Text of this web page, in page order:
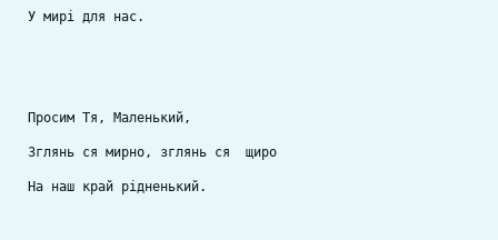
У мирі для нас.
Просим Тя, Маленький,
Зглянь ся мирно, зглянь ся  щиро
На наш край рідненький.